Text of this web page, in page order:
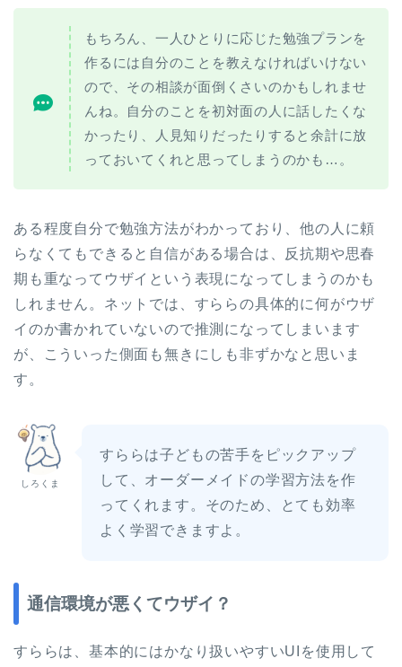
もちろん、一人ひとりに応じた勉強プランを
作るには自分のことを教えなければいけない
ので、その相談が面倒くさいのかもしれませ
んね。自分のことを初対面の人に話したくな
かったり、人見知りだったりすると余計に放
っておいてくれと思ってしまうのかも…。
ある程度自分で勉強方法がわかっており、他の人に頼
らなくてもできると自信がある場合は、反抗期や思春
期も重なってウザイという表現になってしまうのかも
しれません。ネットでは、すららの具体的に何がウザ
イのか書かれていないので推測になってしまいます
が、こういった側面も無きにしも非ずかなと思いま
す。
しろくま
すららは子どもの苦手をピックアップ
して、オーダーメイドの学習方法を作
ってくれます。そのため、とても効率
よく学習できますよ。
通信環境が悪くてウザイ？
すららは、基本的にはかなり扱いやすいUIを使用して